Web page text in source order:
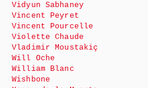
Vidyun Sabhaney
Vincent Peyret
Vincent Pourcelle
Violette Chaude
Vladimir Moustakiç
Will Oche
William Blanc
Wishbone